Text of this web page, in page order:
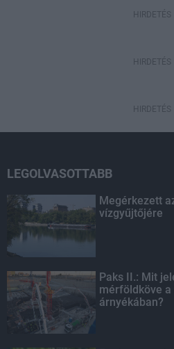
HIRDETÉS
HIRDETÉS
HIRDETÉS
LEGOLVASOTTABB
Megérkezett
vízgyűjtőjére
Paks II.: Mit
mérföldköve
árnyékában?